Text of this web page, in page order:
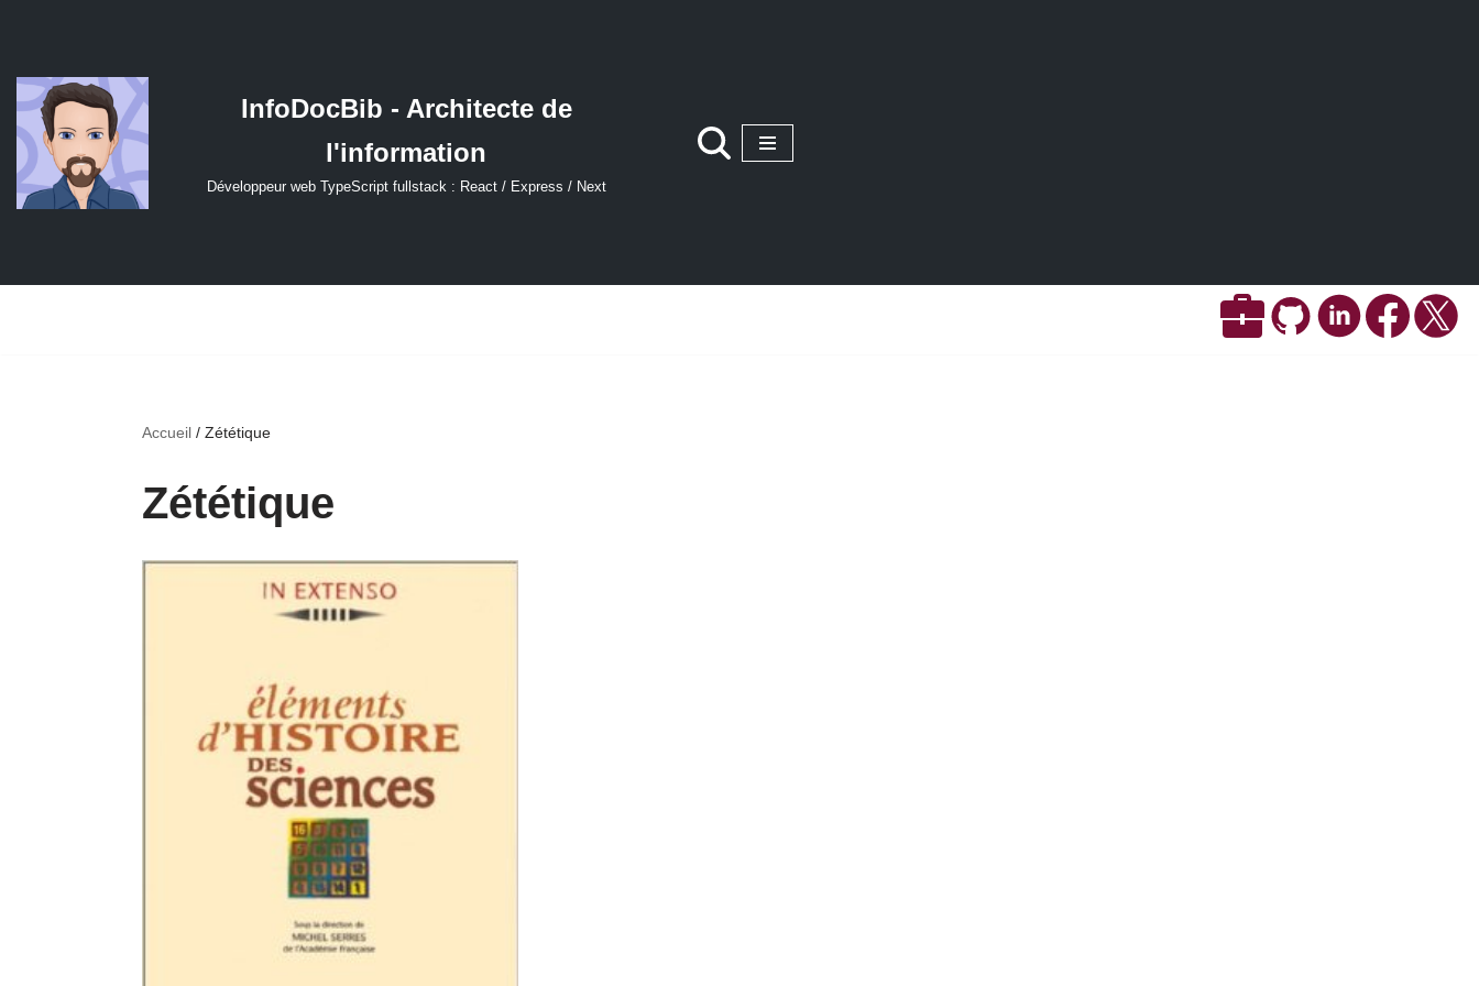
au
contenu
InfoDocBib - Architecte de
l'information
Développeur web TypeScript fullstack : React / Express / Next
Accueil /Zététique
Zététique